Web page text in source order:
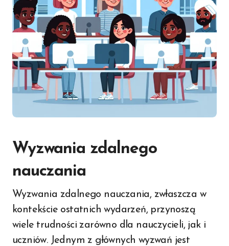
Wyzwania zdalnego
nauczania
Wyzwania zdalnego nauczania, zwłaszcza w
kontekście ostatnich wydarzeń, przynoszą
wiele trudności zarówno dla nauczycieli, jak i
uczniów. Jednym z głównych wyzwań jest